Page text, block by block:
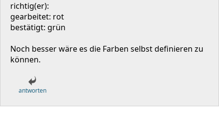
richtig(er):
gearbeitet: rot
bestätigt: grün
Noch besser wäre es die Farben selbst definieren zu
können.
antworten